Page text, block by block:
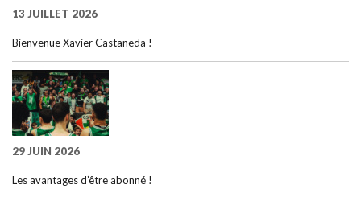
13 JUILLET 2026
Bienvenue Xavier Castaneda !
29 JUIN 2026
Les avantages d’être abonné !